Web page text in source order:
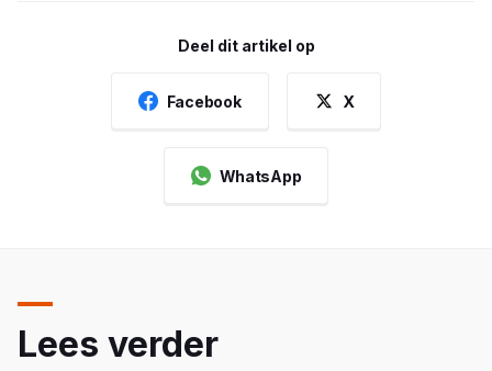
Deel dit artikel op
Facebook X
WhatsApp
Lees verder